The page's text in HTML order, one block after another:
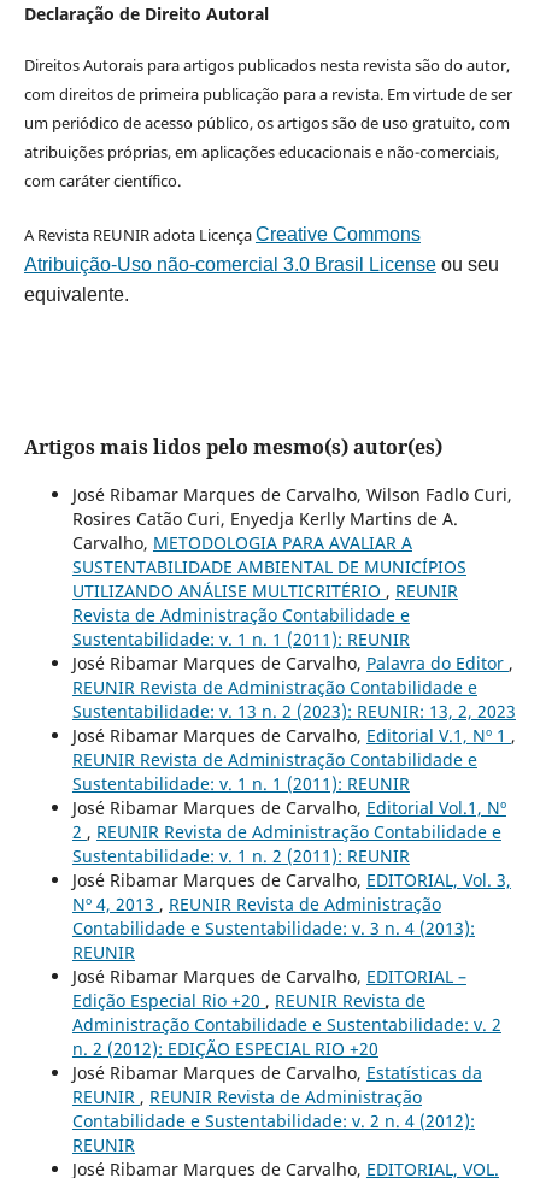
Declaração de Direito Autoral
Direitos Autorais para artigos publicados nesta revista são do autor,
com direitos de primeira publicação para a revista. Em virtude de ser
um periódico de acesso público, os artigos são de uso gratuito, com
atribuições próprias, em aplicações educacionais e não-comerciais,
com caráter científico.
A Revista REUNIR adota LicençaCreative Commons
Atribuição-Uso não-comercial 3.0 Brasil Licenseou seu
equivalente.
Artigos mais lidos pelo mesmo(s) autor(es)
José Ribamar Marques de Carvalho, Wilson Fadlo Curi,
Rosires Catão Curi, Enyedja Kerlly Martins de A.
Carvalho, METODOLOGIA PARA AVALIAR A
SUSTENTABILIDADE AMBIENTAL DE MUNICÍPIOS
UTILIZANDO ANÁLISE MULTICRITÉRIO , REUNIR
Revista de Administração Contabilidade e
Sustentabilidade: v. 1 n. 1 (2011): REUNIR
José Ribamar Marques de Carvalho, Palavra do Editor ,
REUNIR Revista de Administração Contabilidade e
Sustentabilidade: v. 13 n. 2 (2023): REUNIR: 13, 2, 2023
José Ribamar Marques de Carvalho, Editorial V.1, Nº 1 ,
REUNIR Revista de Administração Contabilidade e
Sustentabilidade: v. 1 n. 1 (2011): REUNIR
José Ribamar Marques de Carvalho, Editorial Vol.1, Nº
2 , REUNIR Revista de Administração Contabilidade e
Sustentabilidade: v. 1 n. 2 (2011): REUNIR
José Ribamar Marques de Carvalho, EDITORIAL, Vol. 3,
Nº 4, 2013 , REUNIR Revista de Administração
Contabilidade e Sustentabilidade: v. 3 n. 4 (2013):
REUNIR
José Ribamar Marques de Carvalho, EDITORIAL –
Edição Especial Rio +20 , REUNIR Revista de
Administração Contabilidade e Sustentabilidade: v. 2
n. 2 (2012): EDIÇÃO ESPECIAL RIO +20
José Ribamar Marques de Carvalho, Estatísticas da
REUNIR , REUNIR Revista de Administração
Contabilidade e Sustentabilidade: v. 2 n. 4 (2012):
REUNIR
José Ribamar Marques de Carvalho, EDITORIAL, VOL.